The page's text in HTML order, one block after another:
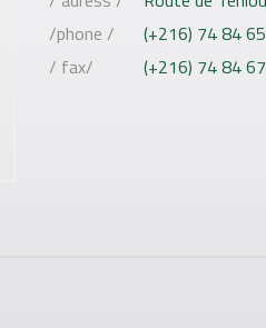
/phone /
(+216) 74 84
/ fax/
(+216) 74 84